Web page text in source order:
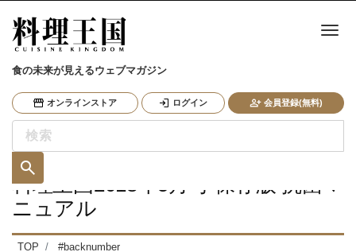
食の未来が見えるウェブマガジン
オンラインストア ログイン 会員登録(無料)
ナ
料理王国2018年5月号 保存版 抗菌マ
ニュアル
TOP
#backnumber